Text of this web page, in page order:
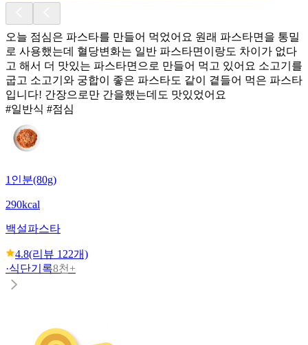
오늘 점심은 파스타를 만들어 먹었어요 원래 파스타면을 통밀
로 사용했는데 혈당변화는 일반 파스타면이랑도 차이가 없다
고 해서 더 맛있는 파스타면으로 만들어 먹고 있어요 소고기를
굽고 소고기와 궁합이 좋은 파스타도 같이 곁들어 먹은 파스타
입니다! 간장으로만 간을했는데도 맛있었어요
#일반식 #점심
1인분(80g)
290kcal
백설파스타
4.8(리뷰 122개)
·식단기록8천+